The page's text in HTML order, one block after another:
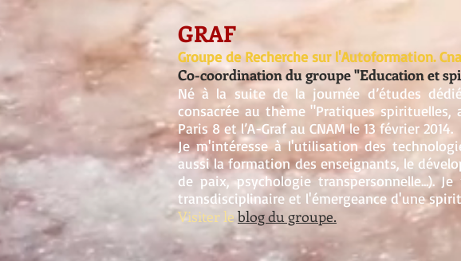
GRAF
Groupe de Recherche sur l'Autoformation.
Co-coordination du groupe "Education et
Né à la suite de la journée d’études
consacrée au thème "Pratiques
Paris 8 et l’A-Graf au CNAM le 13 février 2014.
Je m'intéresse à l'utilisation des
aussi la formation des enseignants, le
de paix, psychologie transpersonnelle...).
transdisciplinaire et l'émergeance d'une
Visiter le blog du groupe.